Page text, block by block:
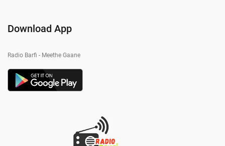
Download App
Radio Barfi - Meethe Gaane